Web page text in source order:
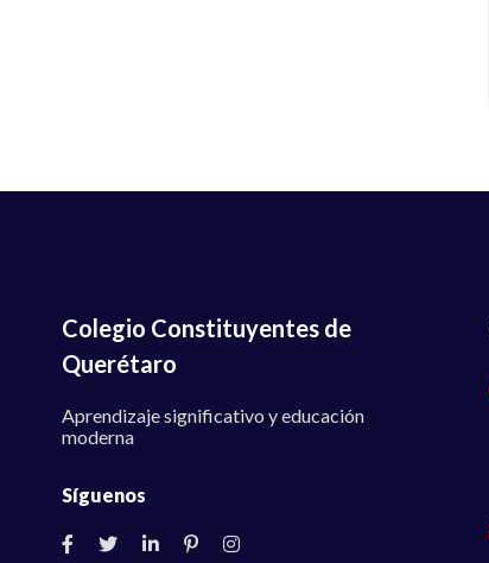
Colegio Constituyentes de
Querétaro
Aprendizaje significativo y educación
moderna
Síguenos